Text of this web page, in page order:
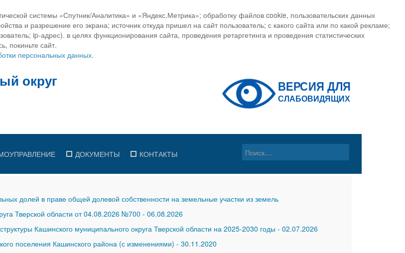
системы «Спутник/Аналитика» и «Яндекс.Метрика»; обработку файлов cookie, пользовательских данных
и разрешение его экрана; источник откуда пришел на сайт пользователь; с какого сайта или по какой рекламе;
ip-адрес). в целях функционирования сайта, проведения ретаргетинга и проведения статистических
покиньте сайт.
персональных данных.
ДОКУМЕНТЫ КОНТАКТЫ
долей в праве общей долевой собственности на земельные участки из земель
Тверской области от 04.08.2026 №700 - 06.08.2026
Кашинского муниципального округа Тверской области на 2025-2030 годы - 02.07.2026
поселения Кашинского района (с изменениями) - 30.11.2020